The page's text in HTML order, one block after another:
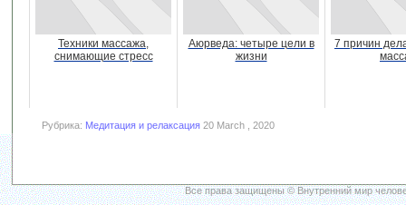
Техники массажа,
снимающие стресс
Аюрведа: четыре цели в
жизни
7 причин
Рубрика: Медитация и релаксация 20 March , 2020
Все права защищены © Внутренний мир